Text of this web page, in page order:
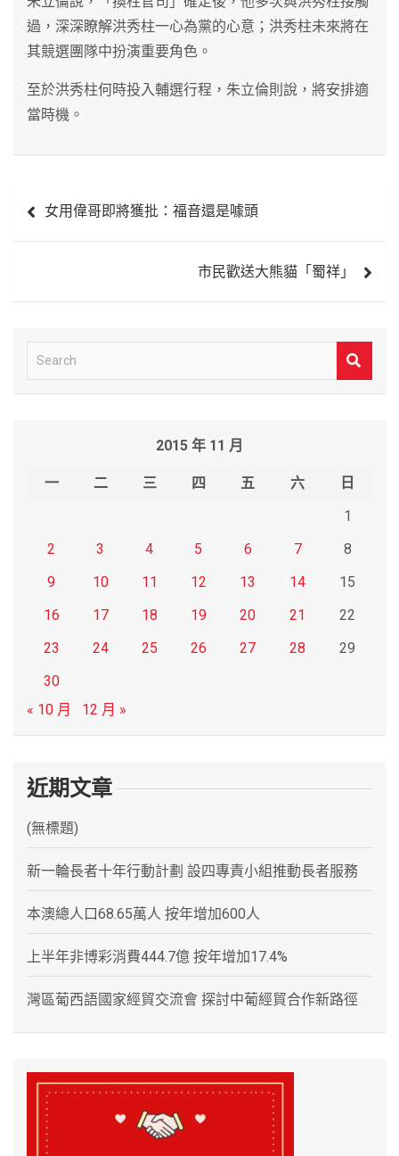
過，深深瞭解洪秀柱一心為黨的心意；洪秀柱未來將在
其競選團隊中扮演重要角色。
至於洪秀柱何時投入輔選行程，朱立倫則說，將安排適
當時機。
章
女用偉哥即將獲批：福音還是噱頭
市民歡送大熊貓「蜀祥」
e
2015 年 11 月
一 二 三 四 五 六
日
1
2
3 4 5 6 7
8
9
10 11 12 13 14
15
16
17 18 19 20 21
22
23
24 25 26 27 28
29
30
« 10 月
12 月 »
近期文章
(無標題)
新一輪長者十年行動計劃 設四專責小組推動長者服務
本澳總人口68.65萬人 按年增加600人
上半年非博彩消費444.7億 按年增加17.4%
灣區葡西語國家經貿交流會 探討中葡經貿合作新路徑